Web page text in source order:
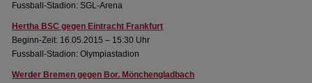
Fussball-Stadion: SGL-Arena
Hertha BSC gegen Eintracht Frankfurt
Beginn-Zeit: 16.05.2015 – 15:30 Uhr
Fussball-Stadion: Olympiastadion
Werder Bremen gegen Bor. Mönchengladbach